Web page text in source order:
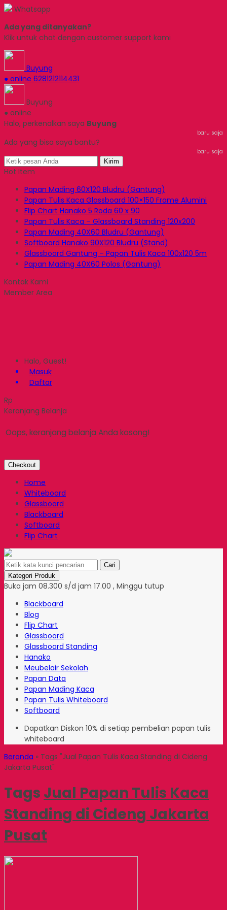
Whatsapp
Ada yang ditanyakan?
Klik untuk chat dengan customer support kami
Buyung
● online 6281212114431
Buyung
● online
Halo, perkenalkan saya Buyung
baru saja
Ada yang bisa saya bantu?
baru saja
Kirim
Hot Item
Papan Mading 60X120 Bludru (Gantung)
Papan Tulis Kaca Glassboard 100×150 Frame Alumini
Flip Chart Hanako 5 Roda 60 x 90
Papan Tulis Kaca – Glassboard Standing 120x200
Papan Mading 40X60 Bludru (Gantung)
Softboard Hanako 90X120 Bludru (Stand)
Glassboard Gantung – Papan Tulis Kaca 100x120 5m
Papan Mading 40X60 Polos (Gantung)
Kontak Kami
Member Area
Halo, Guest!
Masuk
Daftar
Rp
Keranjang Belanja
Oops, keranjang belanja Anda kosong!
Checkout
Home
Whiteboard
Glassboard
Blackboard
Softboard
Flip Chart
Cari
Kategori Produk
Buka jam 08.300 s/d jam 17.00 , Minggu tutup
Blackboard
Blog
Flip Chart
Glassboard
Glassboard Standing
Hanako
Meubelair Sekolah
Papan Data
Papan Mading Kaca
Papan Tulis Whiteboard
Softboard
Dapatkan Diskon 10% di setiap pembelian papan tulis
whiteboard
Beranda » Tags "Jual Papan Tulis Kaca Standing di Cideng
Jakarta Pusat"
Tags Jual Papan Tulis Kaca
Standing di Cideng Jakarta
Pusat